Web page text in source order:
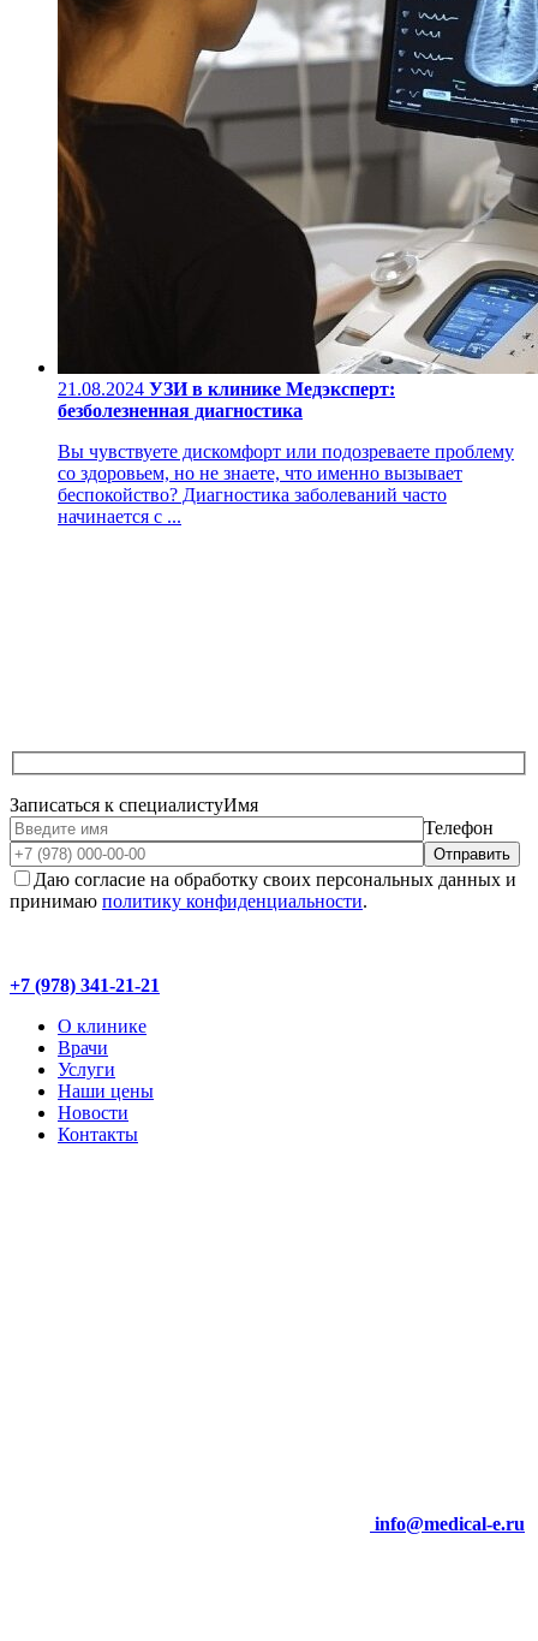
21.08.2024 УЗИ в клинике Медэксперт:
безболезненная диагностика
Вы чувствуете дискомфорт или подозреваете проблему
со здоровьем, но не знаете, что именно вызывает
беспокойство? Диагностика заболеваний часто
начинается с ...
Записаться к специалистуИмя
Телефон
Даю согласие на обработку своих персональных данных и
принимаю политику конфиденциальности.
+7 (978) 341-21-21
О клинике
Врачи
Услуги
Наши цены
Новости
Контакты
info@medical-e.ru